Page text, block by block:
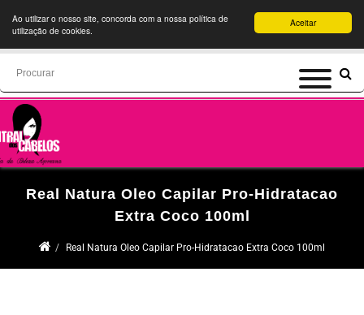
Aceitar
Ao utilizar o nosso site, concorda com a nossa política de
utilização de cookies.
Real Natura Oleo Capilar Pro-Hidratacao
Extra Coco 100ml
Real Natura Oleo Capilar Pro-Hidratacao Extra Coco 100ml